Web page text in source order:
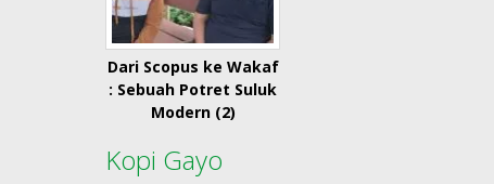
Dari Scopus ke Wakaf
: Sebuah Potret Suluk
Modern (2)
Kopi Gayo